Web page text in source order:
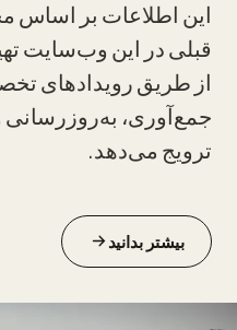
این اطلاعات بر اساس
قبلی در این وب‌سایت
از طریق رویدادهای
جمع‌آوری،
ترویج می‌دهد.
بیشتر بدانید